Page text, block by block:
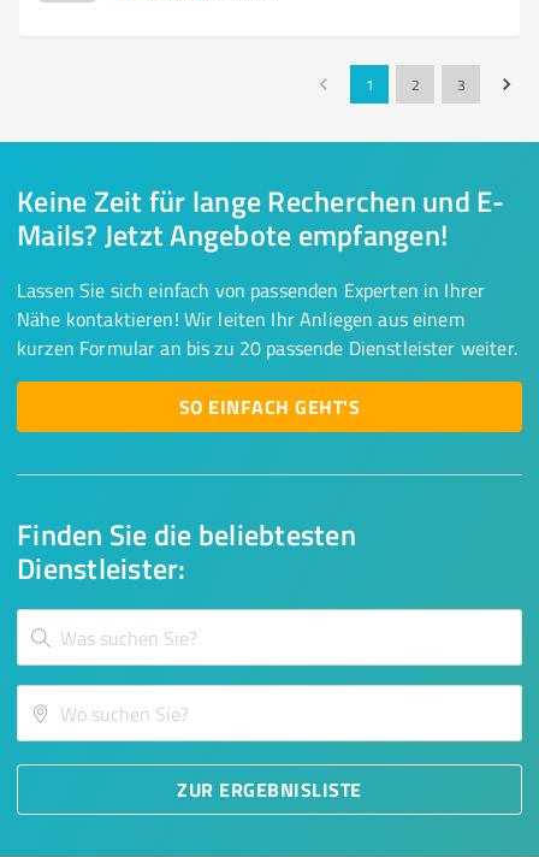
1 2 3
Finden Sie die beliebtesten
Dienstleister:
ZUR ERGEBNISLISTE
Keine Zeit für lange Recherchen und E-
Mails? Jetzt Angebote empfangen!
Lassen Sie sich einfach von passenden Experten in Ihrer
Nähe kontaktieren! Wir leiten Ihr Anliegen aus einem
kurzen Formular an bis zu 20 passende Dienstleister weiter.
SO EINFACH GEHT'S